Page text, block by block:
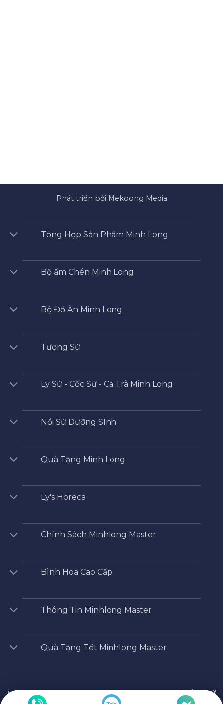
Phát triển bởi Mekoong Media
Tổng Hợp Sản Phẩm Minh Long
Bộ ấm Chén Minh Long
Bộ Đồ Ăn Minh Long
Tượng Sứ
Ly Sứ - Cốc Sứ - Ca Trà Minh Long
Nồi Sứ Dưỡng SInh
Quà Tặng Minh Long
Ly's Horeca
Chính Sách Minhlong Master
Bình Hoa Cao Cấp
Thông Tin Minhlong Master
Quà Tặng Tết Minhlong Master
Minhlong Master /Sứ Dưỡng Sinh
CHẢO SỨ